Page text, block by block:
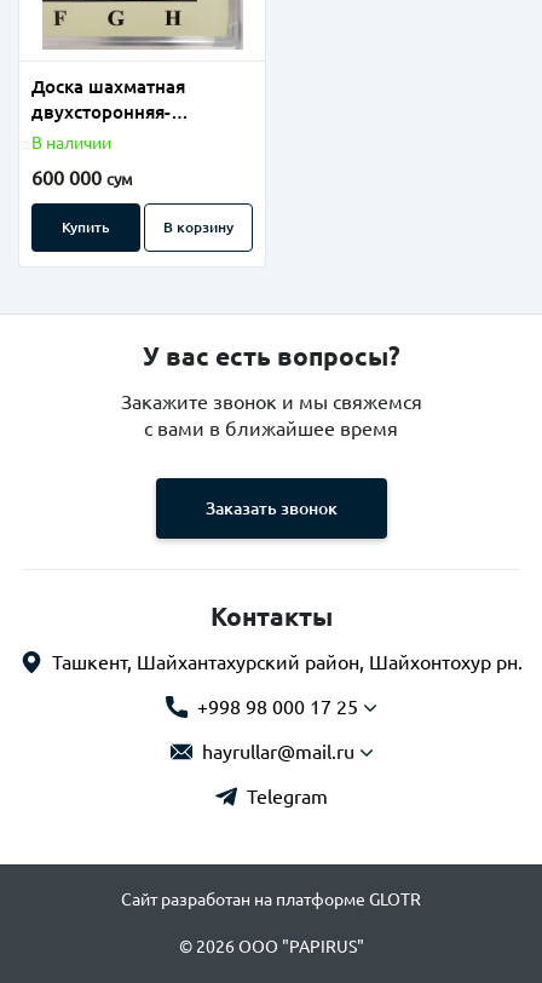
Доска шахматная
двухсторонняя-
маркерная 100х100.
В наличии
600 000 сум
Купить В корзину
У вас есть вопросы?
Закажите звонок и мы свяжемся
с вами в ближайшее время
Заказать звонок
Контакты
Ташкент, Шайхантахурский район, Шайхонтохур рн.
+998 98 000 17 25
hayrullar@mail.ru
Telegram
Сайт разработан на платформе GLOTR
© 2026 OOO "PAPIRUS"